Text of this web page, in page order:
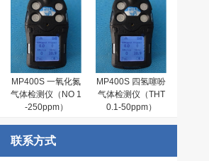
MP400S 一氧化氮
气体检测仪（NO 1
-250ppm）
MP400S 四氢噻吩
气体检测仪（THT
0.1-50ppm）
联系方式